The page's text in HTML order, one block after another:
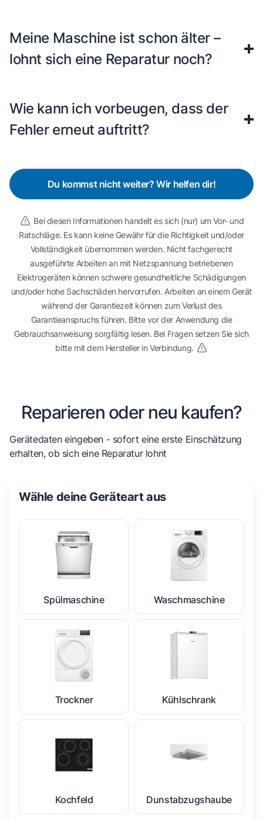
Meine Maschine ist schon älter –
lohnt sich eine Reparatur noch?
Wie kann ich vorbeugen, dass der
Fehler erneut auftritt?
Du kommst nicht weiter? Wir helfen dir!
Bei diesen Informationen handelt es sich (nur) um Vor- und
Ratschläge. Es kann keine Gewähr für die Richtigkeit und/oder
Vollständigkeit übernommen werden. Nicht fachgerecht
ausgeführte Arbeiten an mit Netzspannung betriebenen
Elektrogeräten können schwere gesundheitliche Schädigungen
und/oder hohe Sachschäden hervorrufen. Arbeiten an einem Gerät
während der Garantiezeit können zum Verlust des
Garantieanspruchs führen. Bitte vor der Anwendung die
Gebrauchsanweisung sorgfältig lesen. Bei Fragen setzen Sie sich
bitte mit dem Hersteller in Verbindung.
Reparieren oder neu kaufen?
Gerätedaten eingeben - sofort eine erste Einschätzung
erhalten, ob sich eine Reparatur lohnt
Wähle deine Geräteart aus
Spülmaschine Waschmaschine
Trockner Kühlschrank
Kochfeld Dunstabzugshaube